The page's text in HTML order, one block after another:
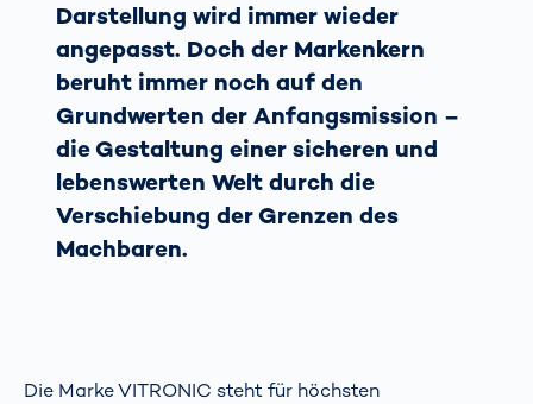
Darstellung wird immer wieder
angepasst. Doch der Markenkern
beruht immer noch auf den
Grundwerten der Anfangsmission –
die Gestaltung einer sicheren und
lebenswerten Welt durch die
Verschiebung der Grenzen des
Machbaren.
Die Marke VITRONIC steht für höchsten